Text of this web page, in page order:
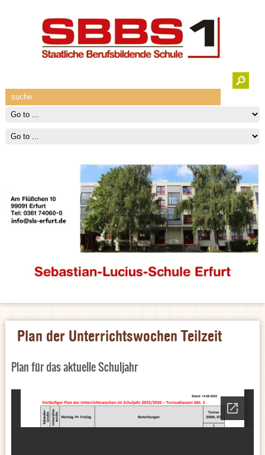
Plan der Unterrichtswochen Teilzeit
Plan für das aktuelle Schuljahr